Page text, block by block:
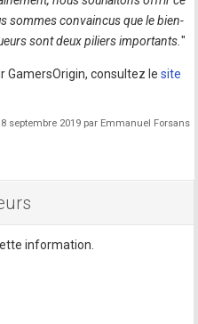
sommes convaincus que le bien-
sont deux piliers importants."
GamersOrigin, consultez lesite
septembre 2019 par Emmanuel Forsans
information.